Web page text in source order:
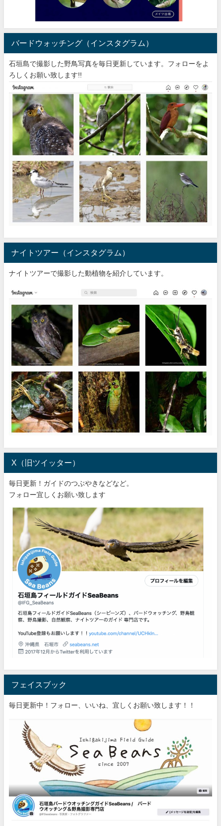
バードウォッチング（インスタグラム）
石垣島で撮影した野鳥写真を毎日更新しています。フォローをよ
ろしくお願い致します!!
ナイトツアー（インスタグラム）
ナイトツアーで撮影した動植物を紹介しています。
X（旧ツイッター）
毎日更新！ガイドのつぶやきなどなど。
フォロー宜しくお願い致します
フェイスブック
毎日更新中！フォロー、いいね、宜しくお願い致します！！